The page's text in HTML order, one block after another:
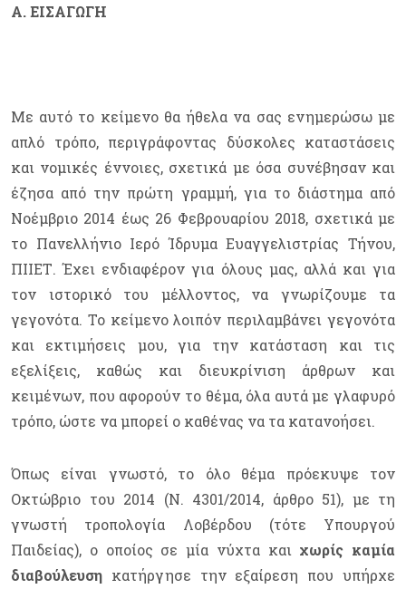
Α. ΕΙΣΑΓΩΓΗ
Με αυτό το κείμενο θα ήθελα να σας ενημερώσω με
απλό τρόπο, περιγράφοντας δύσκολες καταστάσεις
και νομικές έννοιες, σχετικά με όσα συνέβησαν και
έζησα από την πρώτη γραμμή, για το διάστημα από
Νοέμβριο 2014 έως 26 Φεβρουαρίου 2018, σχετικά με
το Πανελλήνιο Ιερό Ίδρυμα Ευαγγελιστρίας Τήνου,
ΠΙΙΕΤ. Έχει ενδιαφέρον για όλους μας, αλλά και για
τον ιστορικό του μέλλοντος, να γνωρίζουμε τα
γεγονότα. Το κείμενο λοιπόν περιλαμβάνει γεγονότα
και εκτιμήσεις μου, για την κατάσταση και τις
εξελίξεις, καθώς και διευκρίνιση άρθρων και
κειμένων, που αφορούν το θέμα, όλα αυτά με γλαφυρό
τρόπο, ώστε να μπορεί ο καθένας να τα κατανοήσει.
Όπως είναι γνωστό, το όλο θέμα πρόεκυψε τον
Οκτώβριο του 2014 (Ν. 4301/2014, άρθρο 51), με τη
γνωστή τροπολογία Λοβέρδου (τότε Υπουργού
Παιδείας), ο οποίος σε μία νύχτα και χωρίς καμία
διαβούλευση κατήργησε την εξαίρεση που υπήρχε